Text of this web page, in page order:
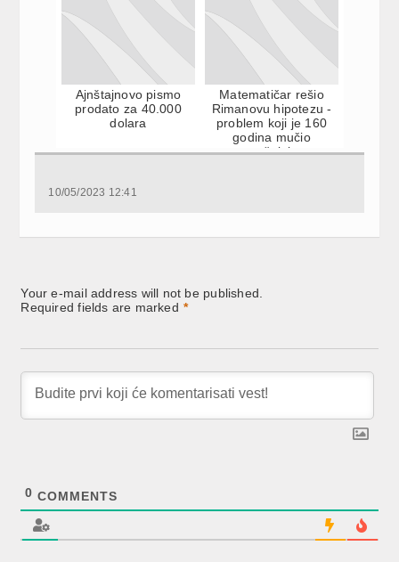
Ajnštajnovo pismo
prodato za 40.000
dolara
Matematičar rešio
Rimanovu hipotezu -
problem koji je 160
godina mučio
stručnjake
10/05/2023 12:41
Your e-mail address will not be published.
Required fields are marked *
0 COMMENTS